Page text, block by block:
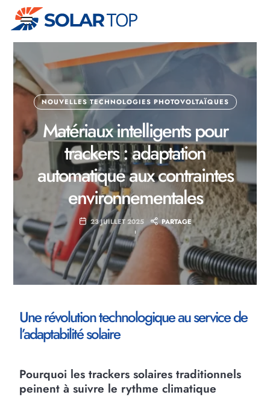
et
maintenance
d’installations
photovoltaïquesNOUVELLES TECHNOLOGIES PHOTOVOLTAÏQUES
Matériaux intelligents pour
trackers : adaptation
automatique aux contraintes
environnementales
23 JUILLET 2025 PARTAGE
Une révolution technologique au service de
l’adaptabilité solaire
Pourquoi les trackers solaires traditionnels
peinent à suivre le rythme climatique